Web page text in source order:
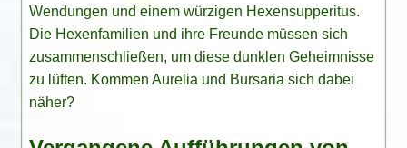
Wendungen und einem würzigen Hexensupperitus.
Die Hexenfamilien und ihre Freunde müssen sich
zusammenschließen, um diese dunklen Geheimnisse
zu lüften. Kommen Aurelia und Bursaria sich dabei
näher?